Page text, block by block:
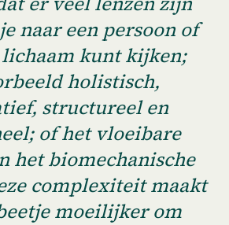
naar een persoon of
lichaam kunt kijken;
holistisch,
structureel en
of het vloeibare
het biomechanische
complexiteit maakt
moeilijker om